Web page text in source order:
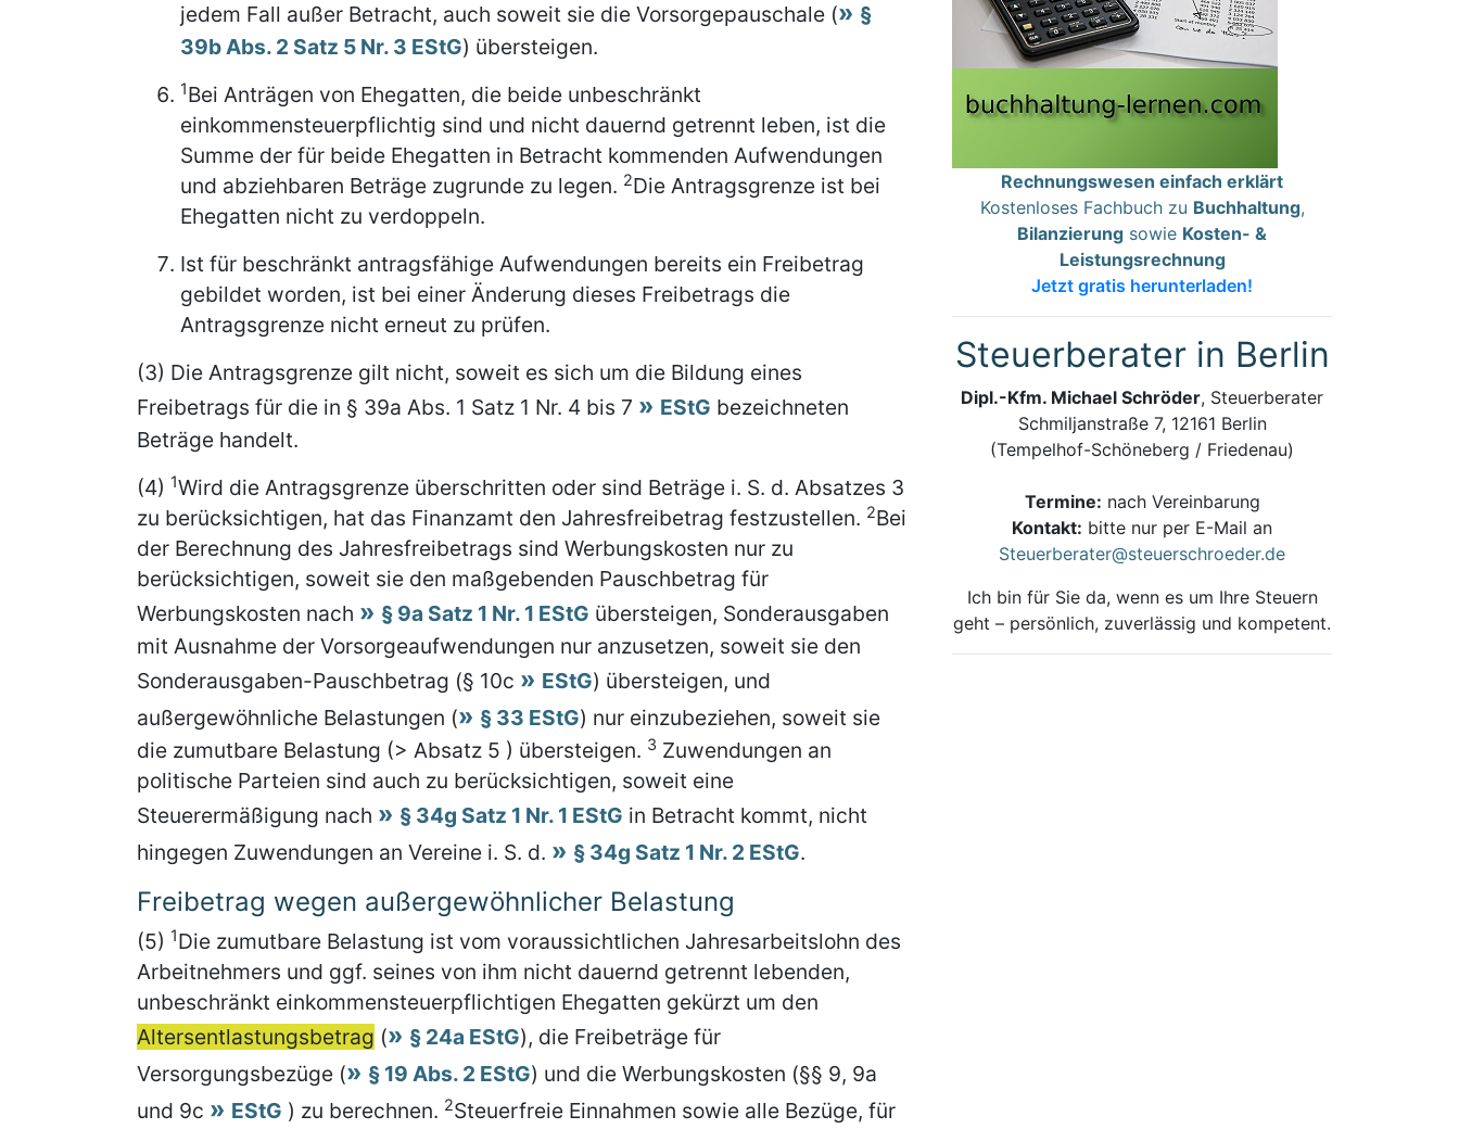
jedem Fall außer Betracht, auch soweit sie die Vorsorgepauschale (
§
39b Abs. 2 Satz 5 Nr. 3 EStG) übersteigen.
1Bei Anträgen von Ehegatten, die beide unbeschränkt
einkommensteuerpflichtig sind und nicht dauernd getrennt leben, ist die
Summe der für beide Ehegatten in Betracht kommenden Aufwendungen
und abziehbaren Beträge zugrunde zu legen. 2Die Antragsgrenze ist bei
Ehegatten nicht zu verdoppeln.
Ist für beschränkt antragsfähige Aufwendungen bereits ein Freibetrag
gebildet worden, ist bei einer Änderung dieses Freibetrags die
Antragsgrenze nicht erneut zu prüfen.
(3) Die Antragsgrenze gilt nicht, soweit es sich um die Bildung eines
Freibetrags für die in § 39a Abs. 1 Satz 1 Nr. 4 bis 7
EStG bezeichneten
Beträge handelt.
(4) 1Wird die Antragsgrenze überschritten oder sind Beträge i. S. d. Absatzes 3
zu berücksichtigen, hat das Finanzamt den Jahresfreibetrag festzustellen. 2Bei
der Berechnung des Jahresfreibetrags sind Werbungskosten nur zu
berücksichtigen, soweit sie den maßgebenden Pauschbetrag für
Werbungskosten nach
§ 9a Satz 1 Nr. 1 EStG übersteigen, Sonderausgaben
mit Ausnahme der Vorsorgeaufwendungen nur anzusetzen, soweit sie den
Sonderausgaben-Pauschbetrag (§ 10c
EStG) übersteigen, und
außergewöhnliche Belastungen (
§ 33 EStG) nur einzubeziehen, soweit sie
die zumutbare Belastung (> Absatz 5 ) übersteigen. 3 Zuwendungen an
politische Parteien sind auch zu berücksichtigen, soweit eine
Steuerermäßigung nach
§ 34g Satz 1 Nr. 1 EStG in Betracht kommt, nicht
hingegen Zuwendungen an Vereine i. S. d.
§ 34g Satz 1 Nr. 2 EStG.
Freibetrag wegen außergewöhnlicher Belastung
(5) 1Die zumutbare Belastung ist vom voraussichtlichen Jahresarbeitslohn des
Arbeitnehmers und ggf. seines von ihm nicht dauernd getrennt lebenden,
unbeschränkt einkommensteuerpflichtigen Ehegatten gekürzt um den
Altersentlastungsbetrag ( § 24a EStG), die Freibeträge für
Versorgungsbezüge (
§ 19 Abs. 2 EStG) und die Werbungskosten (§§ 9, 9a
und 9c
EStG ) zu berechnen. 2Steuerfreie Einnahmen sowie alle Bezüge, für
Rechnungswesen einfach erklärt
Kostenloses Fachbuch zu Buchhaltung,
Bilanzierung sowie Kosten- &
Leistungsrechnung
Jetzt gratis herunterladen!
Steuerberater in Berlin
Dipl.-Kfm. Michael Schröder, Steuerberater
Schmiljanstraße 7, 12161 Berlin
(Tempelhof-Schöneberg / Friedenau)
Termine: nach Vereinbarung
Kontakt: bitte nur per E-Mail an
Steuerberater@steuerschroeder.de
Ich bin für Sie da, wenn es um Ihre Steuern
geht – persönlich, zuverlässig und kompetent.